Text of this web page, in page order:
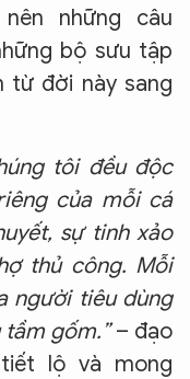
những câu
bộ sưu tập
từ đời này sang
tôi đều độc
của mỗi cá
sự tinh xảo
thủ công. Mỗi
người tiêu dùng
tầm gốm.”– đạo
lộ và mong